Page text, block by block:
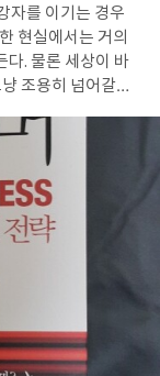
구분되지 않고 동
미로운 장치를 통
도 남아 있지만 삶
며 리뷰를 마친다.
현실에서는 거의
조용히 넘어갈수
하는 그런 불합리
와 공정이 살아있
나는 일들에 가슴
만 아직도 한번 약
이 떠오를때가 많
와 노력일 것이고
에도 상대에 따른